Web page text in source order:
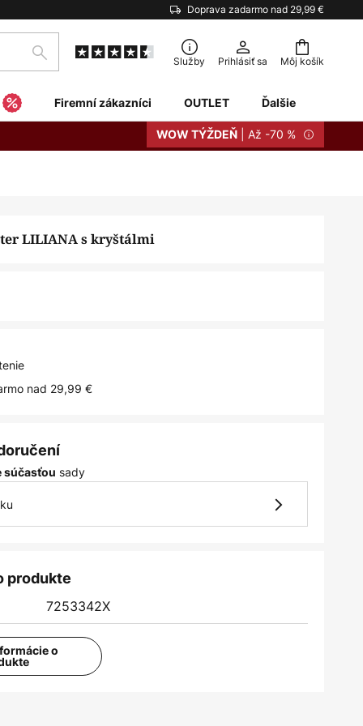
Doprava zadarmo nad 29,99 €
Môj košík
Hľadať Služby Prihlásiť sa
Firemní zákazníci OUTLET Ďalšie
WOW TÝŽDEŇ | Až -70 %
LILIANA s kryštálmi
nad 29,99 €
súčasťou sady
produkte
7253342X
o